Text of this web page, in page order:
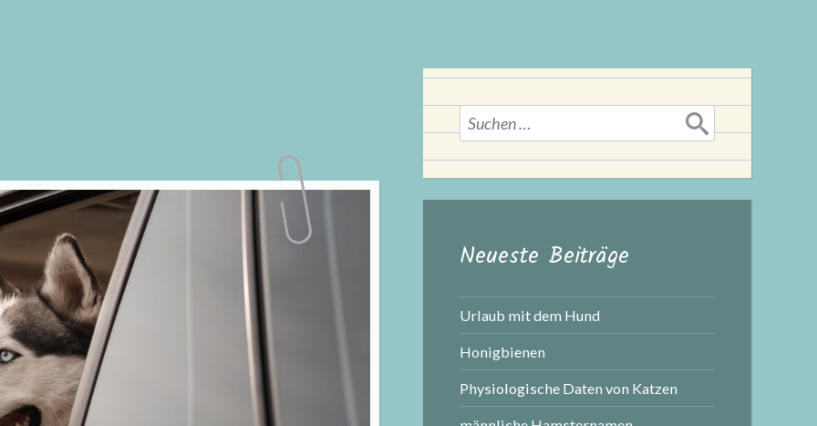
Suchen
nach:
Neueste Beiträge
Urlaub mit dem Hund
Honigbienen
Physiologische Daten von Katzen